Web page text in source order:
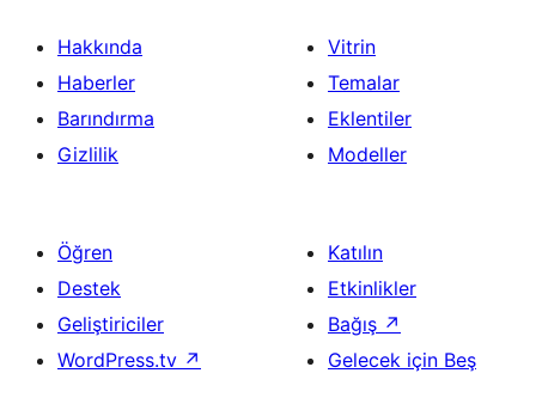
Hakkında
Haberler
Barındırma
Gizlilik
Vitrin
Temalar
Eklentiler
Modeller
Öğren
Destek
Geliştiriciler
WordPress.tv ↗
Katılın
Etkinlikler
Bağış ↗
Gelecek için Beş